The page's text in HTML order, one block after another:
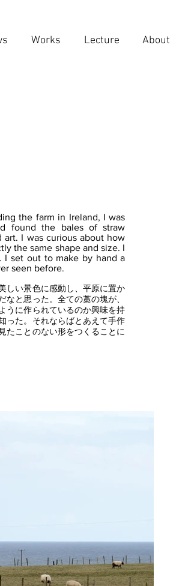
Works Lecture About
the farm in Ireland, I was
found the bales of straw
I was curious about how
the same shape and size. I
I set out to make by hand a
seen before.
しい景色に感動し、平原に置か
と思った。全ての藁の塊が、
うに作られているのか興味を持
った。それならばとあえて手作
たことのない形をつくることに